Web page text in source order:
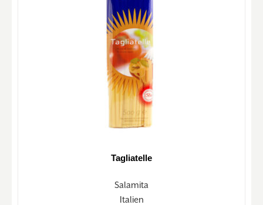
Tagliatelle
Salamita
Italien